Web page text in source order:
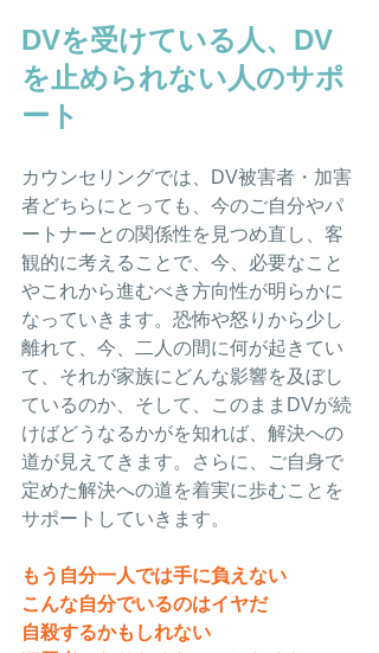
DVを受けている人、DV
を止められない人のサポ
ート
カウンセリングでは、DV被害者・加害
者どちらにとっても、今のご自分やパ
ートナーとの関係性を見つめ直し、客
観的に考えることで、今、必要なこと
やこれから進むべき方向性が明らかに
なっていきます。恐怖や怒りから少し
離れて、今、二人の間に何が起きてい
て、それが家族にどんな影響を及ぼし
ているのか、そして、このままDVが続
けばどうなるかがを知れば、解決への
道が見えてきます。さらに、ご自身で
定めた解決への道を着実に歩むことを
サポートしていきます。
もう自分一人では手に負えない
こんな自分でいるのはイヤだ
自殺するかもしれない